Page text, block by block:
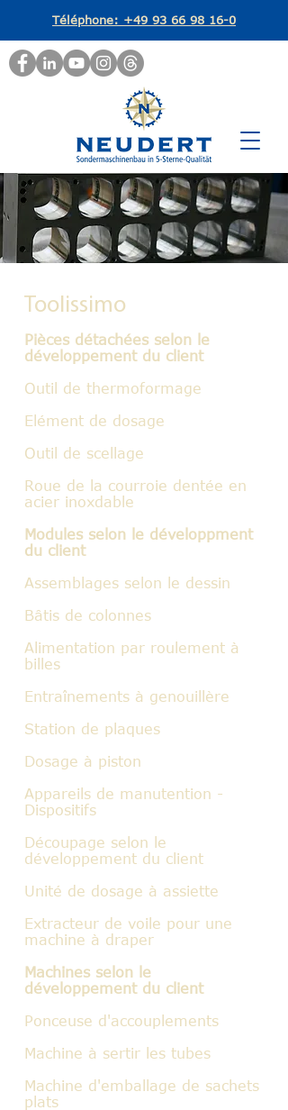
Téléphone: +49 93 66 98 16-0
Toolissimo
Pièces détachées selon le
développement du client
Outil de thermoformage
Elément de dosage
Outil de scellage
Roue de la courroie dentée en
acier inoxdable
Modules selon le développment
du client
Assemblages selon le dessin
Bâtis de colonnes
Alimentation par roulement à
billes
Entraînements à genouillère
Station de plaques
Dosage à piston
Appareils de manutention -
Dispositifs
Découpage selon le
développement du client
Unité de dosage à assiette
Extracteur de voile pour une
machine à draper
Machines selon le
développement du client
Ponceuse d'accouplements
Machine à sertir les tubes
Machine d'emballage de sachets
plats